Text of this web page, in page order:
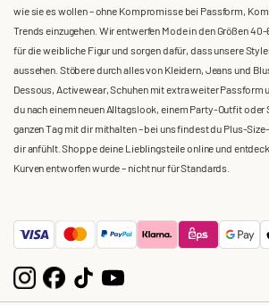
wie sie es wollen – ohne Kompromisse bei Passform,
Trends einzugehen. Wir entwerfen Mode in den Größen
für die weibliche Figur und sorgen dafür, dass unsere
aussehen. Stöbere durch alles von Kleidern, Jeans und
Dessous, Activewear, Schuhen mit extra weiter Passform
du nach einem neuen Alltagslook, einem Party-Outfit oder
ganzen Tag mit dir mithalten – bei uns findest du Plus-
dir anfühlt. Shoppe deine Lieblingsteile online und
Kurven entworfen wurde – nicht nur für Standards.